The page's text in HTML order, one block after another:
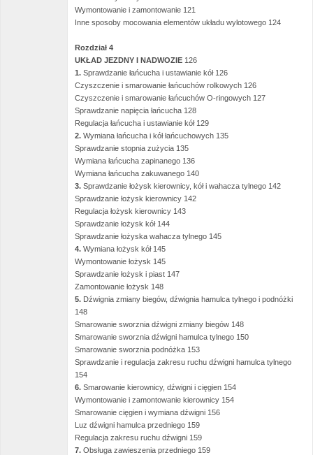
Wymontowanie i zamontowanie 121
Inne sposoby mocowania elementów układu wylotowego 124
Rozdział 4
UKŁAD JEZDNY I NADWOZIE 126
1. Sprawdzanie łańcucha i ustawianie kół 126
Czyszczenie i smarowanie łańcuchów rolkowych 126
Czyszczenie i smarowanie łańcuchów O-ringowych 127
Sprawdzanie napięcia łańcucha 128
Regulacja łańcucha i ustawianie kół 129
2. Wymiana łańcucha i kół łańcuchowych 135
Sprawdzanie stopnia zużycia 135
Wymiana łańcucha zapinanego 136
Wymiana łańcucha zakuwanego 140
3. Sprawdzanie łożysk kierownicy, kół i wahacza tylnego 142
Sprawdzanie łożysk kierownicy 142
Regulacja łożysk kierownicy 143
Sprawdzanie łożysk kół 144
Sprawdzanie łożyska wahacza tylnego 145
4. Wymiana łożysk kół 145
Wymontowanie łożysk 145
Sprawdzanie łożysk i piast 147
Zamontowanie łożysk 148
5. Dźwignia zmiany biegów, dźwignia hamulca tylnego i podnóżki
148
Smarowanie sworznia dźwigni zmiany biegów 148
Smarowanie sworznia dźwigni hamulca tylnego 150
Smarowanie sworznia podnóżka 153
Sprawdzanie i regulacja zakresu ruchu dźwigni hamulca tylnego
154
6. Smarowanie kierownicy, dźwigni i cięgien 154
Wymontowanie i zamontowanie kierownicy 154
Smarowanie cięgien i wymiana dźwigni 156
Luz dźwigni hamulca przedniego 159
Regulacja zakresu ruchu dźwigni 159
7. Obsługa zawieszenia przedniego 159